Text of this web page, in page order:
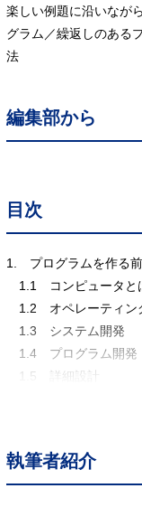
楽しい例題に沿いなが
グラム／繰返しのある
法
編集部から
目次
1. プログラムを作る
1.1 コンピュータと
1.2 オペレーティン
1.3 システム開発
1.4 プログラム開発
1.5 詳細設計
2.2 プログラムの書
2.3 フロッピー・デ
執筆者紹介